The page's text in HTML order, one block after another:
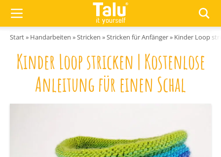
Start» Handarbeiten »Stricken »Stricken für Anfänger» Kinder Loop
Kinder Loop stricken | Kostenlose
Anleitung für einen Schal